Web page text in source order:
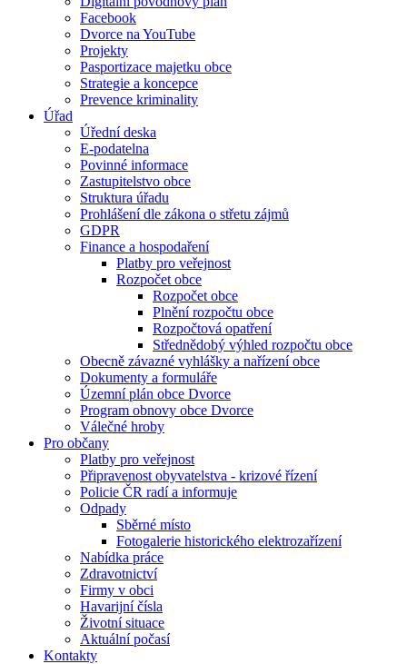
Facebook
Dvorce na YouTube
Projekty
Pasportizace majetku obce
Strategie a koncepce
Prevence kriminality
Úřad
Úřední deska
E-podatelna
Povinné informace
Zastupitelstvo obce
Struktura úřadu
Prohlášení dle zákona o střetu zájmů
GDPR
Finance a hospodaření
Platby pro veřejnost
Rozpočet obce
Rozpočet obce
Plnění rozpočtu obce
Rozpočtová opatření
Střednědobý výhled rozpočtu obce
Obecně závazné vyhlášky a nařízení obce
Dokumenty a formuláře
Územní plán obce Dvorce
Program obnovy obce Dvorce
Válečné hroby
Pro občany
Platby pro veřejnost
Připravenost obyvatelstva - krizové řízení
Policie ČR radí a informuje
Odpady
Sběrné místo
Fotogalerie historického elektrozařízení
Nabídka práce
Zdravotnictví
Firmy v obci
Havarijní čísla
Životní situace
Aktuální počasí
Kontakty